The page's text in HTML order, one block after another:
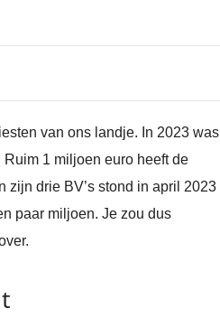
van ons landje. In 2023 was
1 miljoen euro heeft de
zijn drie BV’s stond in april 2023
paar miljoen. Je zou dus